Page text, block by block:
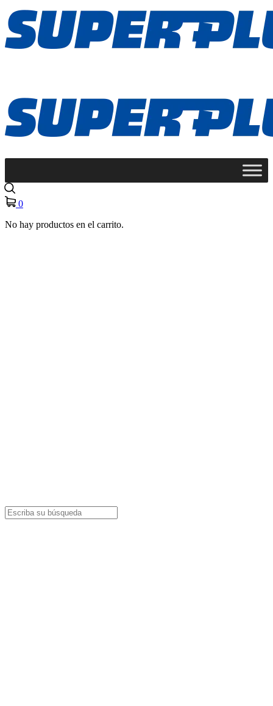
0
No hay productos en el carrito.